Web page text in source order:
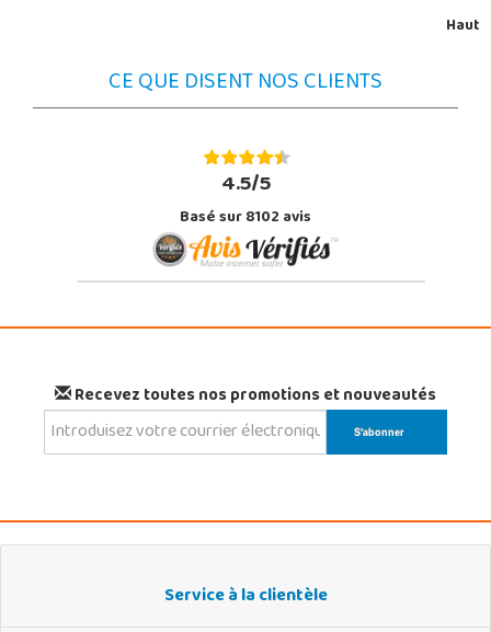
Haut
CE QUE DISENT NOS CLIENTS
4.5/5
Basé sur 8102 avis
Recevez toutes nos promotions et nouveautés
Service à la clientèle